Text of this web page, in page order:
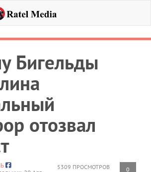
Бигельды
отозвал
5309 ПРОСМОТРОВ 0